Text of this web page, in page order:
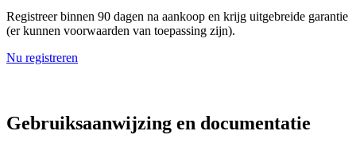
Registreer binnen 90 dagen na aankoop en krijg uitgebreide garantie
(er kunnen voorwaarden van toepassing zijn).
Nu registreren
Gebruiksaanwijzing en documentatie